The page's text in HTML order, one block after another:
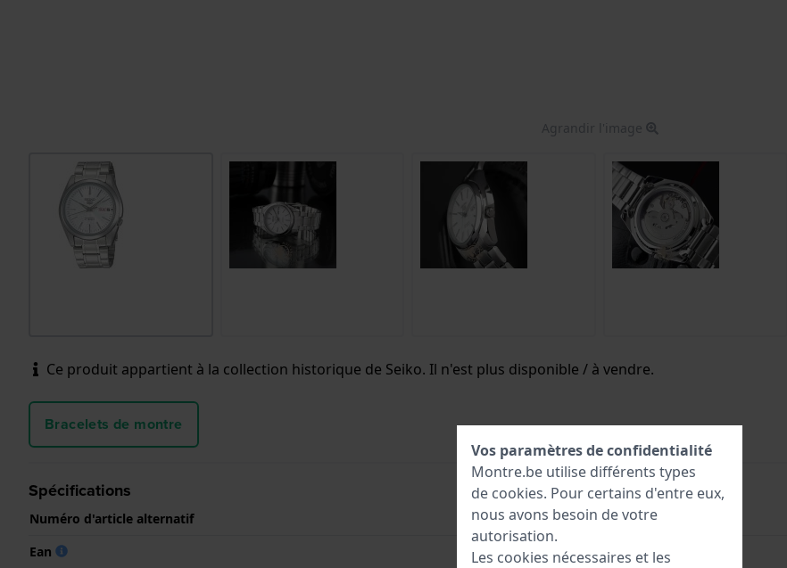
Agrandir l'image
Ce produit appartient à la collection historique de Seiko. Il n'est plus disponible / à vendre.
Bracelets de montre
Spécifications
Numéro d'article alternatif
SNKL41
Ean
4954628144843
Vos paramètres de confidentialité
Montre.be utilise différents types
de cookies. Pour certains d'entre eux,
nous avons besoin de votre
autorisation.
Les cookies nécessaires et les